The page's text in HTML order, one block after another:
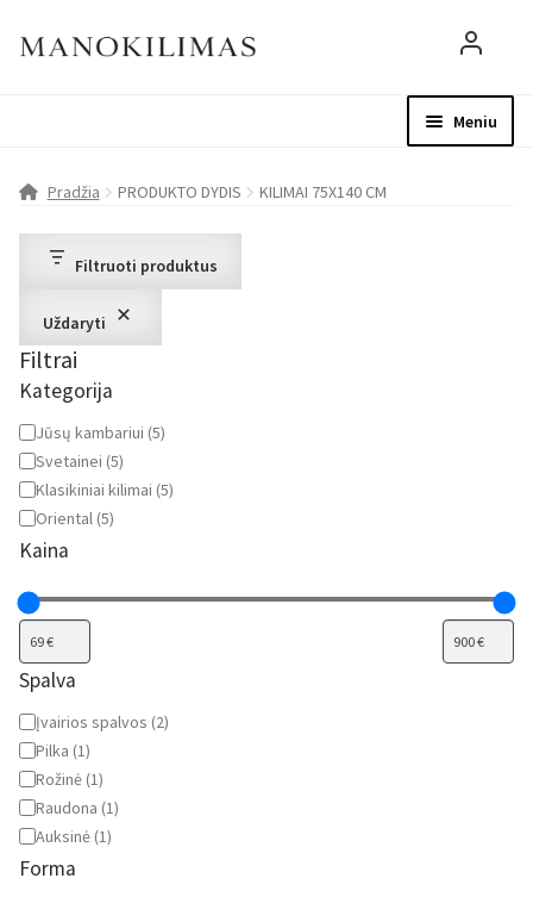
Meniu
D.U.K.
Apie mus
Paskyra
Pradžia PRODUKTO DYDIS KILIMAI 75X140 CM
Filtruoti produktus
Uždaryti
Filtrai
Kategorija
Kategorija
Jūsų kambariui (5)
Svetainei (5)
Klasikiniai kilimai (5)
Oriental (5)
Kaina
Spalva
Spalva
Įvairios spalvos (2)
Pilka (1)
Rožinė (1)
Raudona (1)
Auksinė (1)
Forma